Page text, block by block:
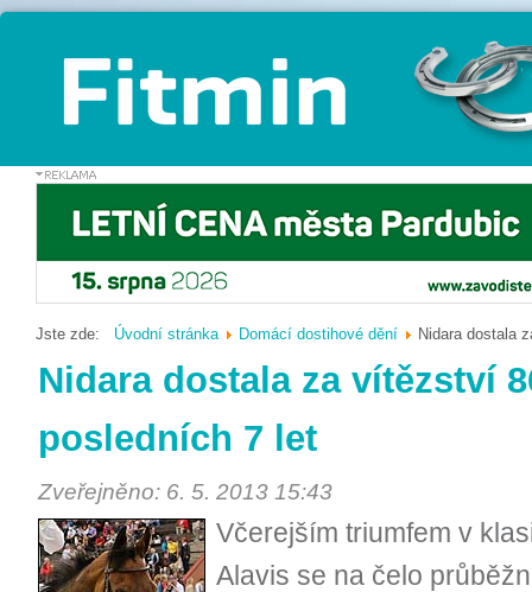
Jste zde: Úvodní stránka Domácí dostihové dění Nidara dostala
Nidara dostala za vítězství
posledních 7 let
Zveřejněno: 6. 5. 2013 15:43
Včerejším triumfem v
Alavis se na čelo